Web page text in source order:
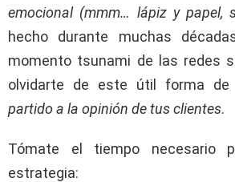
emocional (mmm… lápiz y papel,
hecho durante muchas
momento tsunami de las redes
olvidarte de este útil forma de
partido a la opinión de tus clientes.
Tómate el tiempo necesario
estrategia: